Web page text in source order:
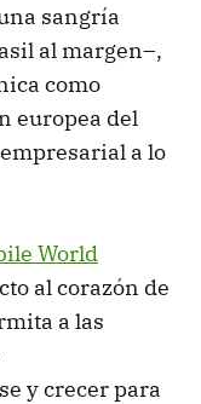
sangría
al margen–,
como
europea del
a lo
World
al corazón de
a las
y crecer para